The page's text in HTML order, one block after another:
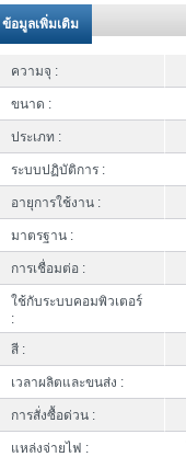
ข้อมูลเพิ่มเติม
ความจุ :
ขนาด :
ประเภท :
ระบบปฏิบัติการ :
อายุการใช้งาน :
มาตรฐาน :
การเชื่อมต่อ :
ใช้กับระบบคอมพิวเตอร์
:
สี :
เวลาผลิตและขนส่ง :
การสั่งซื้อด่วน :
แหล่งจ่ายไฟ :